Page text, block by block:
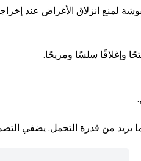
لمنع انزلاق الأغراض عند
وإغلاقًا سلسًا ومريحًا.
من قدرة التحمل. يضفي